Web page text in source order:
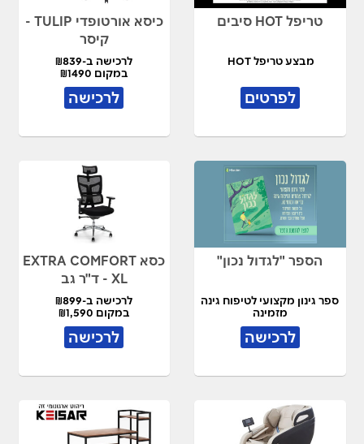
טריפל HOT סיבים
מבצע טריפל HOT
לפרטים
כיסא אורטופדי TULIP -
קיסר
לרכישה ב-₪839
במקום ₪1490
לרכישה
הספר "לגדול נכון"
ספר גינון מקצועי לטיפוח גינה
מזמינה
לרכישה
כסא EXTRA COMFORT
XL - ד"ר גב
לרכישה ב-₪899
במקום ₪1,590
לרכישה